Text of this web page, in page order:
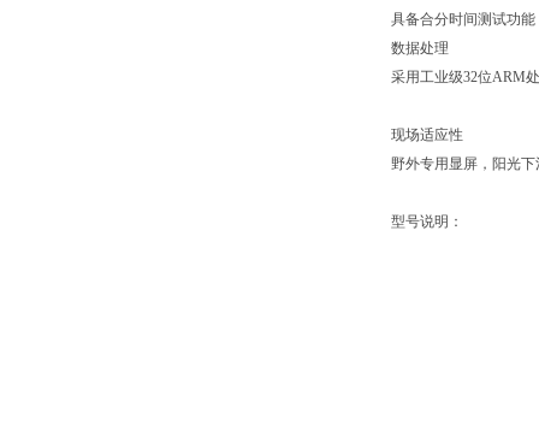
具备合分时间测试功
数据处理
采用工业级32位ARM
现场适应性
野外专用显屏，阳光
型号说明：